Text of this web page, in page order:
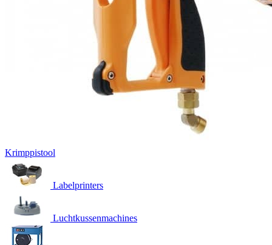
Krimppistool
Labelprinters
Luchtkussenmachines